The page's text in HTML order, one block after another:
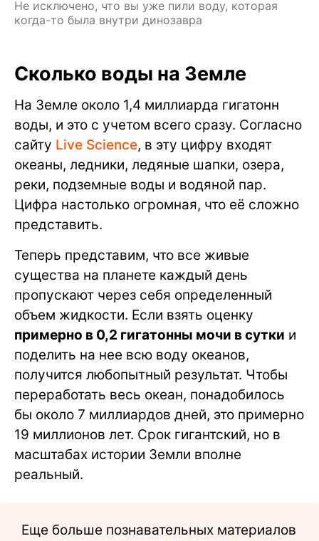
Не исключено, что вы уже пили воду, которая
когда-то была внутри динозавра
Сколько воды на Земле
На Земле около 1,4 миллиарда гигатонн
воды, и это с учетом всего сразу. Согласно
сайту Live Science, в эту цифру входят
океаны, ледники, ледяные шапки, озера,
реки, подземные воды и водяной пар.
Цифра настолько огромная, что её сложно
представить.
Теперь представим, что все живые
существа на планете каждый день
пропускают через себя определенный
объем жидкости. Если взять оценку
примерно в 0,2 гигатонны мочи в сутки и
поделить на нее всю воду океанов,
получится любопытный результат. Чтобы
переработать весь океан, понадобилось
бы около 7 миллиардов дней, это примерно
19 миллионов лет. Срок гигантский, но в
масштабах истории Земли вполне
реальный.
Еще больше познавательных материалов